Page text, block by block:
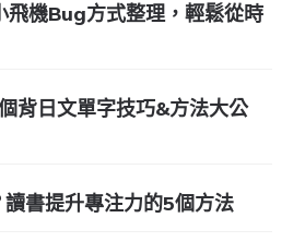
機Bug方式整理，輕鬆從時
背日文單字技巧&方法大公
書提升專注力的5個方法